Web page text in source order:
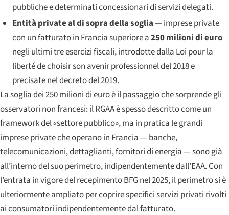
pubbliche e determinati concessionari di servizi delegati.
Entità private al di sopra della soglia— imprese private
con un fatturato in Francia superiore a250 milioni di euro
negli ultimi tre esercizi fiscali, introdotte dalla Loi pour la
liberté de choisir son avenir professionneldel 2018 e
precisate nel decreto del 2019.
La soglia dei 250 milioni di euro è il passaggio che sorprende gli
osservatori non francesi: il RGAA è spesso descritto come un
framework del «settore pubblico», ma in pratica le grandi
imprese private che operano in Francia — banche,
telecomunicazioni, dettaglianti, fornitori di energia — sono già
all’interno del suo perimetro, indipendentemente dall’EAA. Con
l’entrata in vigore del recepimento BFG nel 2025, il perimetro si è
ulteriormente ampliato per coprire specifici servizi privati rivolti
ai consumatori indipendentemente dal fatturato.